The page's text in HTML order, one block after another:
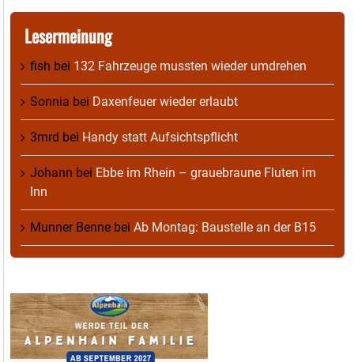
Lesermeinung
fish bei 132 Fahrzeuge mussten wieder umdrehen
Sonnia bei Daxenfeuer wieder erlaubt
3mrd bei Handy statt Aufsichtspflicht
Johann bei Ebbe im Rhein – grauebraune Fluten im
Inn
Munner Benne bei Ab Montag: Baustelle an der B15